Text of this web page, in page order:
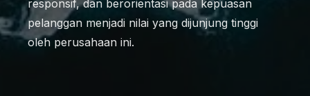
responsif, dan berorientasi pada kepuasan
pelanggan menjadi nilai yang dijunjung tinggi
oleh perusahaan ini.